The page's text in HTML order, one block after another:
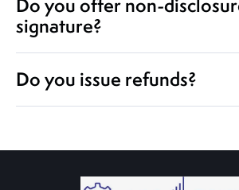
Do you offer non-
signature?
Do you issue refunds?